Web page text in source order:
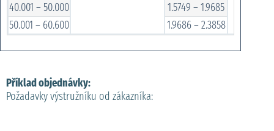
40.001 – 50.000
1.5749 – 1.9685
50.001 – 60.600
1.9686 – 2.3858
Příklad objednávky:
Požadavky výstružníku od zákazníka: